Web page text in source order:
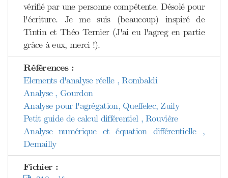
vérifié par une personne compétente. Désolé pour
l'écriture. Je me suis (beaucoup) inspiré de
Tintin et Théo Ternier (J'ai eu l'agreg en partie
grâce à eux, merci !).
Références :
Elements d'analyse réelle , Rombaldi
Analyse , Gourdon
Analyse pour l'agrégation, Queffelec, Zuily
Petit guide de calcul différentiel , Rouvière
Analyse numérique et équation différentielle ,
Demailly
Fichier :